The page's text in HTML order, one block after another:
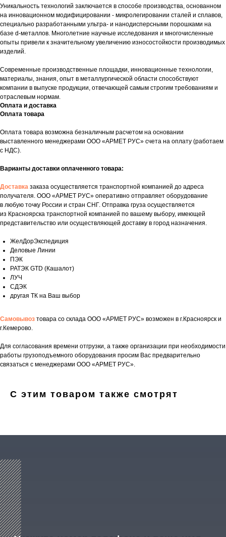
Уникальность технологий заключается в способе производства, основанном
на инновационном модифицировании - микролегировании сталей и сплавов,
специально разработанными ультра- и нанодисперсными порошками на
базе d-металлов. Многолетние научные исследования и многочисленные
опыты привели к значительному увеличению износостойкости производимых
изделий.
Современные производственные площадки, инновационные технологии,
материалы, знания, опыт в металлургической области способствуют
компании в выпуске продукции, отвечающей самым строгим требованиям и
отраслевым нормам.
Оплата и доставка
Оплата товара
Оплата товара возможна безналичным расчетом на основании
выставленного менеджерами ООО «АРМЕТ РУС» счета на оплату (работаем
с НДС).
Варианты доставки оплаченного товара:
Доставка заказа осуществляется транспортной компанией до адреса
получателя. ООО «АРМЕТ РУС» оперативно отправляет оборудование
в любую точку России и стран СНГ. Отправка груза осуществляется
из Красноярска транспортной компанией по вашему выбору, имеющей
представительство или осуществляющей доставку в город назначения.
ЖелДорЭкспедиция
Деловые Линии
ПЭК
РАТЭК GTD (Кашалот)
ЛУЧ
СДЭК
другая ТК на Ваш выбор
Самовывоз товара со склада ООО «АРМЕТ РУС» возможен в г.Красноярск и
г.Кемерово.
Для согласования времени отгрузки, а также организации при необходимости
работы грузоподъемного оборудования просим Вас предварительно
связаться с менеджерами ООО «АРМЕТ РУС».
С этим товаром также смотрят
Мы свяжемся с вами сегодня в рабочее
время.
Если у вас есть документация, которая
задачу — прикрепите её в поле ниже.
Ваше имя
Прикрепите документацию (при наличии)
Add files
Эксклюзивный представитель
завода